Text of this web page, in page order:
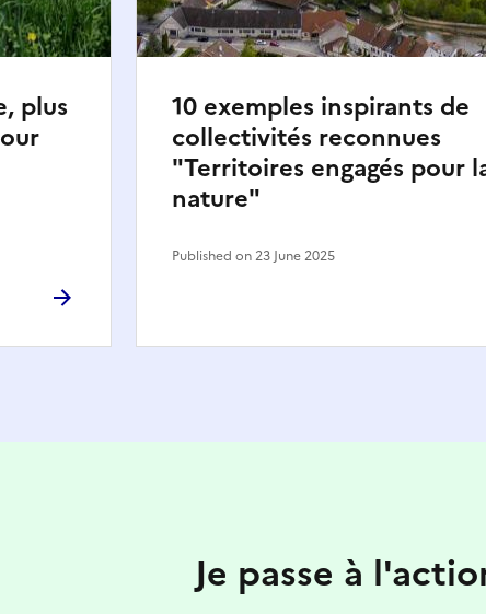
plus
10 exemples inspirants de
collectivités reconnues
"Territoires engagés pour
nature"
Published on 23 June 2025
Je passe à